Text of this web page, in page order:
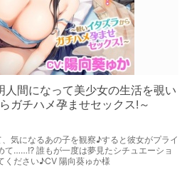
人間になって美少女の生活を覗い
ガチハメ孕ませセックス!～
気になるあの子を観察♪すると彼女がプライ
て……!? 誰もが一度は夢見たシチュエーショ
ください♪CV 陽向葵ゅか様